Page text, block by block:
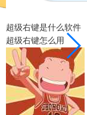
超级右键是什么软件
超级右键怎么用